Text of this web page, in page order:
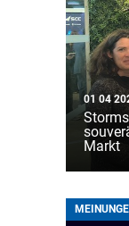
01 04
Markt